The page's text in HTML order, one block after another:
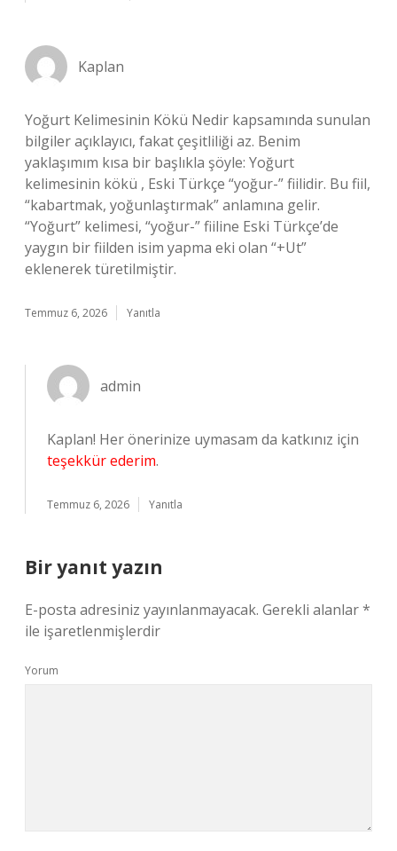
Kaplan
Yoğurt Kelimesinin Kökü Nedir kapsamında sunulan
bilgiler açıklayıcı, fakat çeşitliliği az. Benim
yaklaşımım kısa bir başlıkla şöyle: Yoğurt
kelimesinin kökü , Eski Türkçe “yoğur-” fiilidir. Bu fiil,
“kabartmak, yoğunlaştırmak” anlamına gelir.
“Yoğurt” kelimesi, “yoğur-” fiiline Eski Türkçe’de
yaygın bir fiilden isim yapma eki olan “+Ut”
eklenerek türetilmiştir.
Temmuz 6, 2026 Yanıtla
admin
Kaplan! Her önerinize uymasam da katkınız için
teşekkür ederim.
Temmuz 6, 2026 Yanıtla
Bir yanıt yazın
E-posta adresiniz yayınlanmayacak. Gerekli alanlar*
ile işaretlenmişlerdir
Yorum